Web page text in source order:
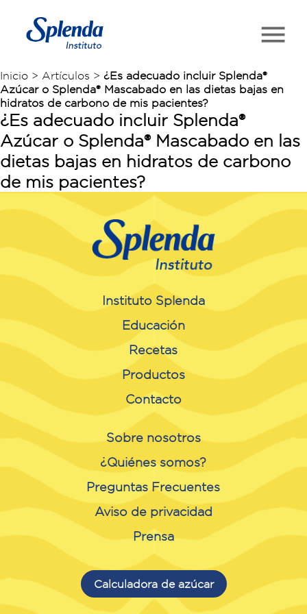
Inicio > Artículos > ¿Es adecuado incluir Splenda®
Azúcar o Splenda® Mascabado en las dietas bajas en
hidratos de carbono de mis pacientes?
¿Es adecuado incluir Splenda®
Azúcar o Splenda® Mascabado en las
dietas bajas en hidratos de carbono
de mis pacientes?
Instituto Splenda
Educación
Recetas
Productos
Contacto
Sobre nosotros
¿Quiénes somos?
Preguntas Frecuentes
Aviso de privacidad
Prensa
Calculadora de azúcar